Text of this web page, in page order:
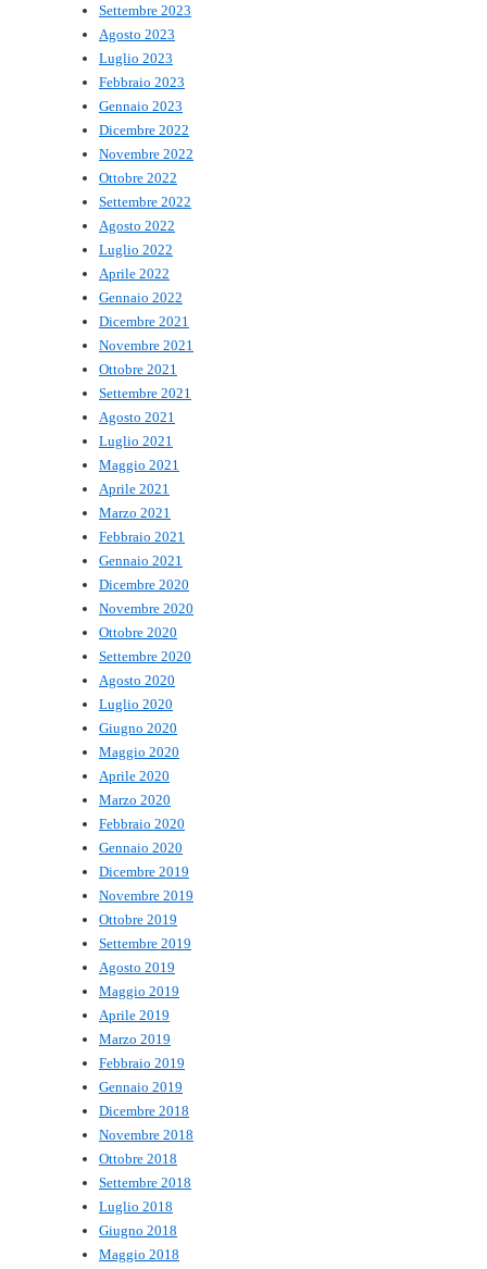
Settembre 2023
Agosto 2023
Luglio 2023
Febbraio 2023
Gennaio 2023
Dicembre 2022
Novembre 2022
Ottobre 2022
Settembre 2022
Agosto 2022
Luglio 2022
Aprile 2022
Gennaio 2022
Dicembre 2021
Novembre 2021
Ottobre 2021
Settembre 2021
Agosto 2021
Luglio 2021
Maggio 2021
Aprile 2021
Marzo 2021
Febbraio 2021
Gennaio 2021
Dicembre 2020
Novembre 2020
Ottobre 2020
Settembre 2020
Agosto 2020
Luglio 2020
Giugno 2020
Maggio 2020
Aprile 2020
Marzo 2020
Febbraio 2020
Gennaio 2020
Dicembre 2019
Novembre 2019
Ottobre 2019
Settembre 2019
Agosto 2019
Maggio 2019
Aprile 2019
Marzo 2019
Febbraio 2019
Gennaio 2019
Dicembre 2018
Novembre 2018
Ottobre 2018
Settembre 2018
Luglio 2018
Giugno 2018
Maggio 2018